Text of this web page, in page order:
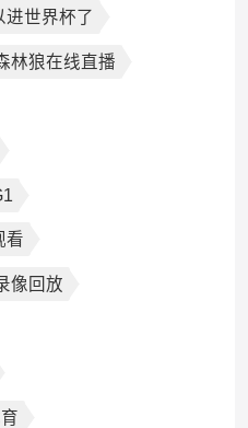
进世界杯了
林狼在线直播
看
像回放